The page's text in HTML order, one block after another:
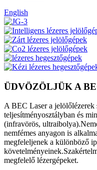
English
ÜDVÖZÖLJÜK A
A BEC Laser a jelölőlézerek
teljesítményosztályban és
(infravörös,
nemfémes anyagon is
megfeleljenek a különböző
megfelelő lézergépeket.